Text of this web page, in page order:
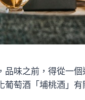
品味之前，得從一
萄酒「埔桃酒」有